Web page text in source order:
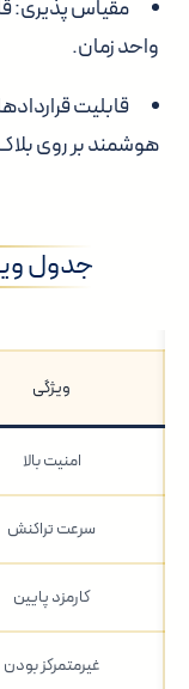
مقیاس پذیری:
واحد زمان.
قابلیت
هوشمند بر روی
جدول
ویژگی
امنیت بالا
سرعت تراکنش
کارمزد پایین
غیرمتمرکز بودن